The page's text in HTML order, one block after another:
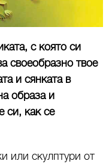
с която си
своеобразно твое
и сянката в
образа и
си, как се
или скулптури от